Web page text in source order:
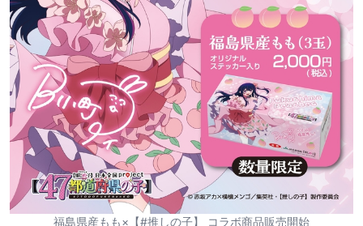
福島県産もも×【#推しの子】 コラボ商品販売開始